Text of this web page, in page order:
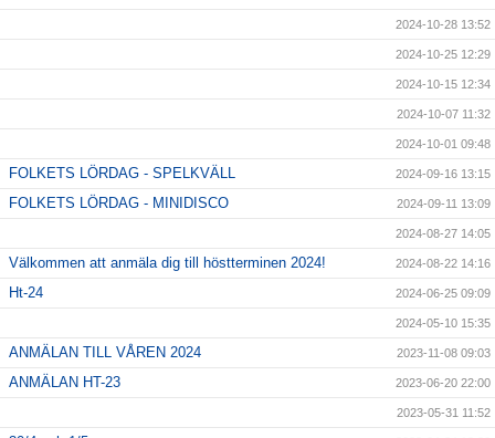
2024-10-28 13:52
2024-10-25 12:29
2024-10-15 12:34
2024-10-07 11:32
2024-10-01 09:48
FOLKETS LÖRDAG - SPELKVÄLL 2024-09-16 13:15
FOLKETS LÖRDAG - MINIDISCO 2024-09-11 13:09
2024-08-27 14:05
Välkommen att anmäla dig till höstterminen 2024! 2024-08-22 14:16
Ht-24 2024-06-25 09:09
2024-05-10 15:35
ANMÄLAN TILL VÅREN 2024 2023-11-08 09:03
ANMÄLAN HT-23 2023-06-20 22:00
2023-05-31 11:52